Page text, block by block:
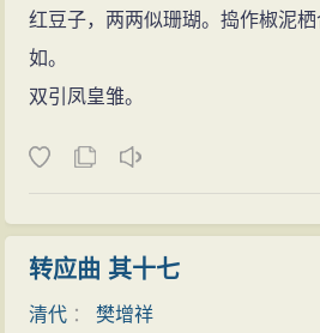
自己的诗词整理，编成20余集，
作品集付梓刻印。
据说樊增祥在渭南执政期间，
心、平恕。由于他长期处于贫困的
路十分精通，在执政时以果断的作
各方面好评。樊增祥在渭南任知
红豆子，两两似珊瑚。捣作椒泥
如。
双引凤皇雏。
转应曲 其十七
清代 ：樊增祥